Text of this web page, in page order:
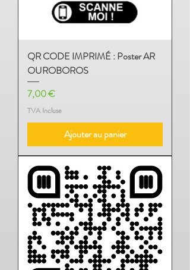
QR CODE IMPRIMÉ : Poster AR
OUROBOROS
Prix
7,00 €
TVA Incluse
Ajouter au panier